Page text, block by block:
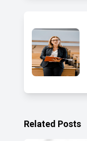
Related Posts